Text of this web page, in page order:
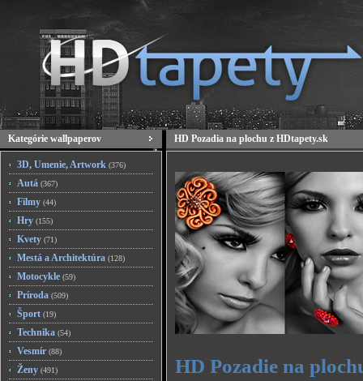
Kategórie wallpaperov
3D, Umenie, Artwork (376)
Autá (367)
Filmy (44)
Hry (155)
Kvety (71)
Mestá a Architektúra (128)
Motocykle (59)
Príroda (509)
Šport (19)
Technika (54)
Vesmír (88)
Ženy (491)
HD Pozadia na plochu z HDtapety.sk
HD Pozadie na